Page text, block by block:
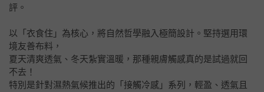
評。
以「衣食住」為核心，將自然哲學融入極簡設計。堅持選用環
境友善布料，
夏天清爽透氣、冬天紮實溫暖，那種親膚觸感真的是試過就回
不去！
特別是針對濕熱氣候推出的「接觸冷感」系列，輕盈、透氣且